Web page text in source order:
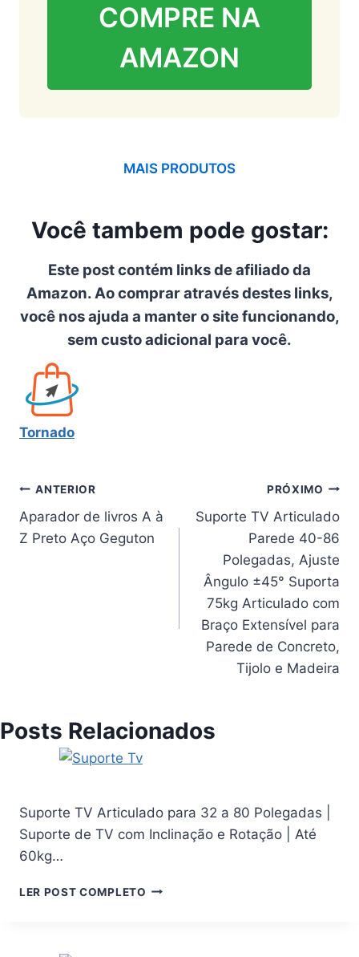
COMPRE NA
AMAZON
MAIS PRODUTOS
Você tambem pode gostar:
Este post contém links de afiliado da
Amazon. Ao comprar através destes links,
você nos ajuda a manter o site funcionando,
sem custo adicional para você.
Tornado
Navegação
de
ANTERIOR
Aparador de livros A à
Z Preto Aço Geguton
PRÓXIMO
Suporte TV Articulado
Parede 40-86
Polegadas, Ajuste
Ângulo ±45° Suporta
75kg Articulado com
Braço Extensível para
Parede de Concreto,
Tijolo e Madeira
Posts Relacionados
Suporte TV Articulado para 32 a 80 Polegadas |
Suporte de TV com Inclinação e Rotação | Até
60kg…
LER POST COMPLETO SUPORTE